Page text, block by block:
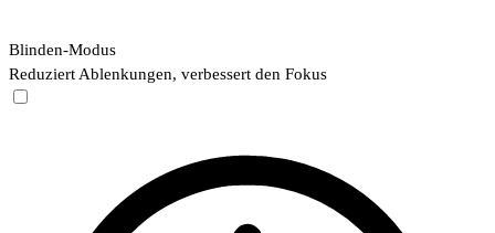
Blinden-Modus
Reduziert Ablenkungen, verbessert den Fokus